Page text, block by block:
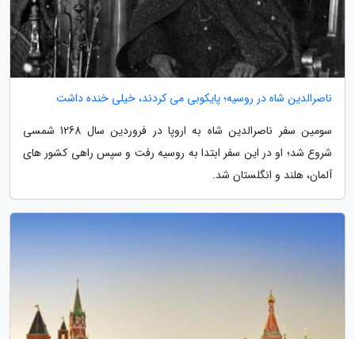
ناصرالدین شاه در روسیه؛ پایکوبی می کردند، خیلی خنده داشت
سومین سفر ناصرالدین شاه به اروپا در فروردین سال 1268 شمسی
شروع شد؛ او در این سفر ابتدا به روسیه رفت و سپس راهی کشور های
آلمان، هلند و انگلستان شد.